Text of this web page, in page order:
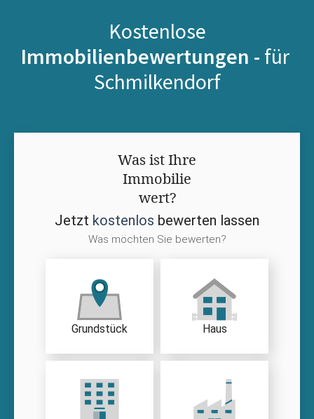
Kostenlose
Immobilienbewertungen - für
Schmilkendorf
Was ist Ihre
Immobilie
wert?
Jetzt kostenlos bewerten lassen
Was möchten Sie bewerten?
Grundstück Haus